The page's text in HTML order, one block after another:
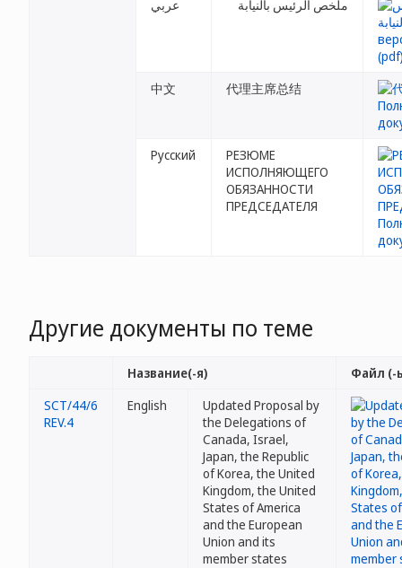
عربي ملخص الرئيس بالنيابة
中文 代理主席总结
Русский
РЕЗЮМЕ
ИСПОЛНЯЮЩЕГО
ОБЯЗАННОСТИ
ПРЕДСЕДАТЕЛЯ
Другие документы по теме
Название(-я)
Файл (-
SCT/44/6
REV.4
English
Updated Proposal by
the Delegations of
Canada, Israel,
Japan, the Republic
of Korea, the United
Kingdom, the United
States of America
and the European
Union and its
member states